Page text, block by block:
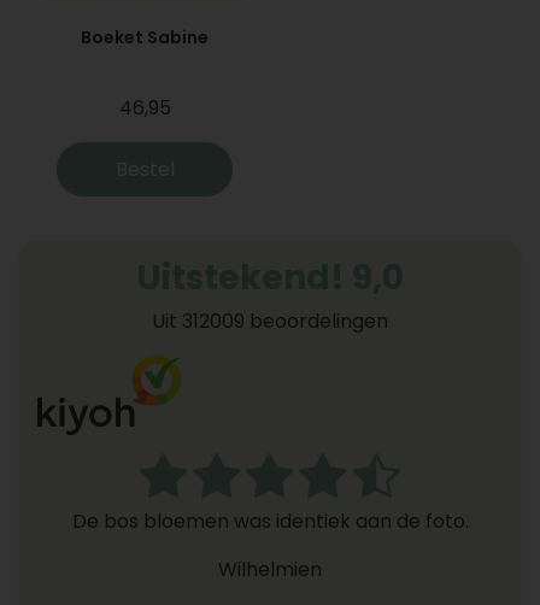
Boeket Sabine
46,95
Bestel
Uit 312009 beoordelingen
De bos bloemen was identiek aan de foto.
Wilhelmien